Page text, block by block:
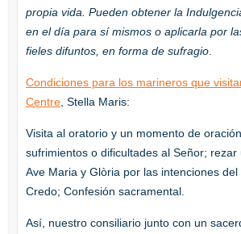
propia vida. Pueden obtener la
en el día para sí mismos o aplicarla por
fieles difuntos, en forma de sufragio.
Condiciones para los marineros que
Centre, Stella Maris:
Visita al oratorio y un momento de
sufrimientos o dificultades al Señor; rezar
Ave Maria y Glòria por las intenciones del
Credo; Confesión sacramental.
Así, nuestro consiliario junto con un